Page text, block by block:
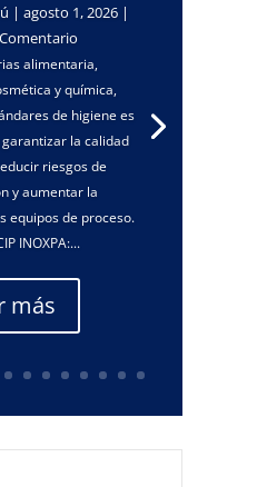
| agosto 1, 2026|
alimentaria,
y química,
de higiene es
la calidad
riesgos de
y aumentar la
equipos de proceso.
INOXPA:...
más